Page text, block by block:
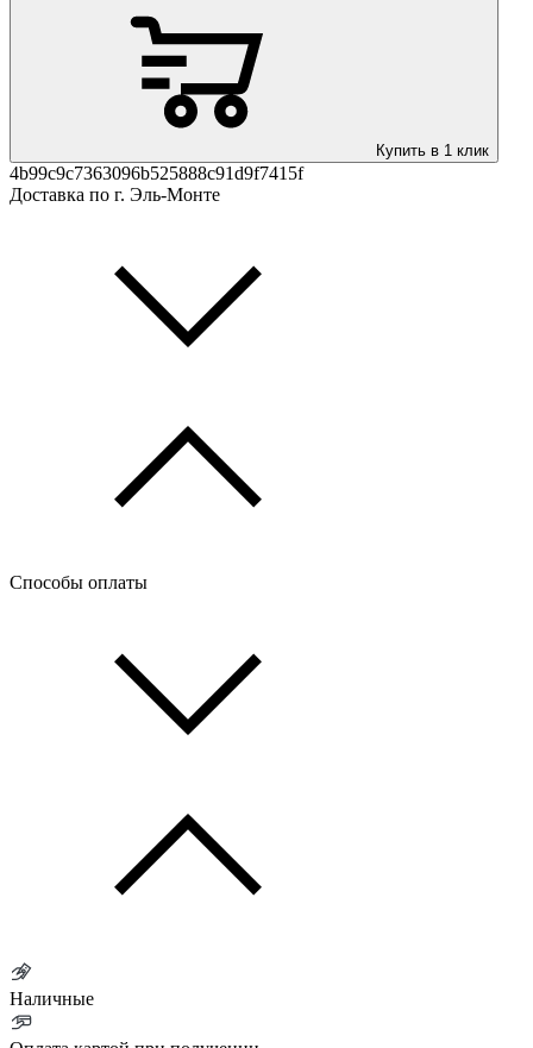
Купить в 1 клик
4b99c9c7363096b525888c91d9f7415f
Доставка по г. Эль-Монте
Способы оплаты
Наличные